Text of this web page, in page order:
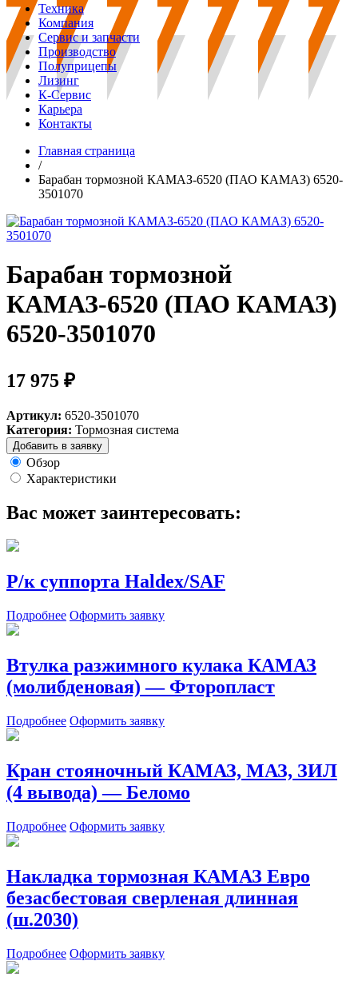
Техника
Компания
Сервис и запчасти
Производство
Полуприцепы
Лизинг
К-Сервис
Карьера
Контакты
Главная страница
/
Барабан тормозной КАМАЗ-6520 (ПАО КАМАЗ) 6520-
3501070
Барабан тормозной
КАМАЗ-6520 (ПАО КАМАЗ)
6520-3501070
17 975 ₽
Артикул: 6520-3501070
Категория: Тормозная система
Добавить в заявку
Обзор
Характеристики
Вас может заинтересовать:
Р/к суппорта Haldex/SAF
Подробнее Оформить заявку
Втулка разжимного кулака КАМАЗ
(молибденовая) — Фторопласт
Подробнее Оформить заявку
Кран стояночный КАМАЗ, МАЗ, ЗИЛ
(4 вывода) — Беломо
Подробнее Оформить заявку
Накладка тормозная КАМАЗ Евро
безасбестовая сверленая длинная
(ш.2030)
Подробнее Оформить заявку